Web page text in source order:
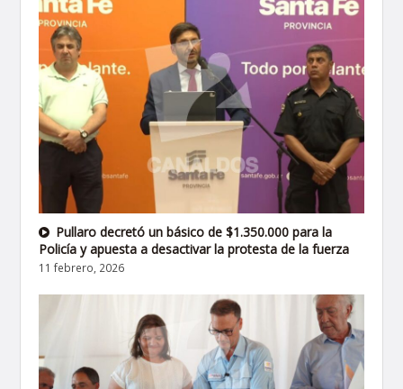
Pullaro decretó un básico de $1.350.000 para la
Policía y apuesta a desactivar la protesta de la fuerza
11 febrero, 2026